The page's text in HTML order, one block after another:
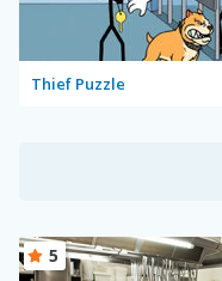
Thief Puzzle
5